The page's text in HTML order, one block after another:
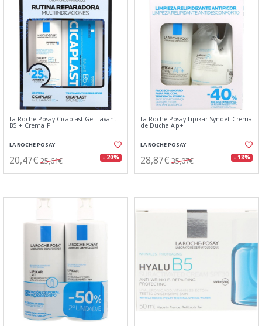
La Roche Posay Cicaplast Gel Lavant
B5 + Crema P
LA ROCHE POSAY
20,47€ 25,61€ - 20%
La Roche Posay Lipikar Syndet Crema
de Ducha Ap+
LA ROCHE POSAY
28,87€ 35,07€ - 18%